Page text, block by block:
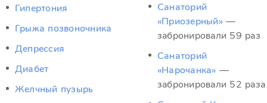
Гипертония
Грыжа позвоночника
Депрессия
Диабет
Желчный пузырь
Санаторий
«Приозерный» —
забронировали 59 раз
Санаторий
«Нарочанка» —
забронировали 52 раза